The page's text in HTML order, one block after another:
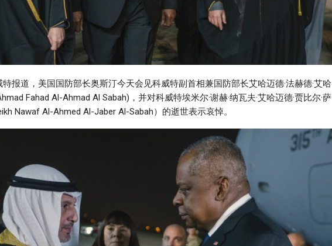
报道，美国国防部长奥斯汀今天会见科威特副首相兼国防部长艾哈迈德·法赫德·艾哈
Fahad Al-Ahmad Al Sabah)，并对科威特埃米尔·谢赫·纳瓦夫·艾哈迈德·贾比尔·萨
Nawaf Al-Ahmed Al-Jaber Al-Sabah）的逝世表示哀悼。